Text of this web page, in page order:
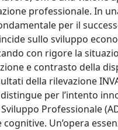
professionale. In
per il
sullo sviluppo
con rigore la
e contrasto della
della rilevazione
per l’intento
Professionale
Un’opera